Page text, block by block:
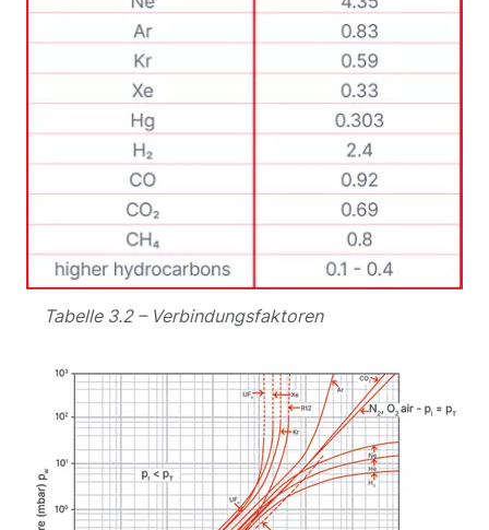
Tabelle 3.2 – Verbindungsfaktoren